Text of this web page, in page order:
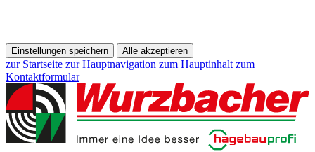
Einstellungen speichern Alle akzeptieren
zur Startseite zur Hauptnavigation zum Hauptinhalt zum
Kontaktformular